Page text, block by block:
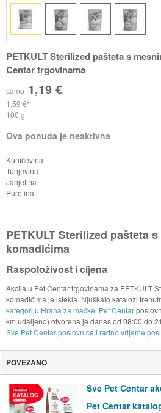
PETKULT Sterilized pašteta s
Centar trgovinama
samo 1,19 €
1,59 €
100 g
Ova ponuda je neaktivna
Kunićevina
Tunjevina
Janjetina
Puretina
PETKULT Sterilized pašteta
komadićima
Raspoloživost i cijena
Akcija u Pet Centar trgovinama za PETKULT
komadićima je istekla. Njuškalo katalozi
kategoriju Hrana za mačke. Pet Centar
km udaljeno) otvorena je danas od 08:00 do
Sve Pet Centar poslovnice i radno vrijeme
POVEZANO
Sve Pet Centar
Pet Centar